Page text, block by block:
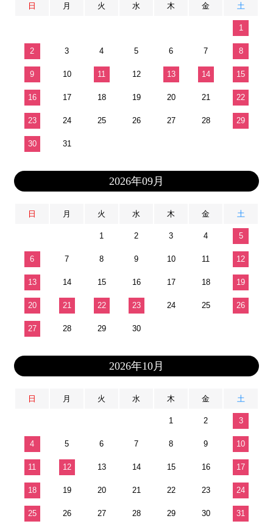
日 月 火 水 木 金 土
1
2 3 4 5 6 7 8
9 10 11 12 13 14 15
16 17 18 19 20 21 22
23 24 25 26 27 28 29
30 31
2026年09月
日 月 火 水 木 金 土
1 2 3 4 5
6 7 8 9 10 11 12
13 14 15 16 17 18 19
20 21 22 23 24 25 26
27 28 29 30
2026年10月
日 月 火 水 木 金 土
1 2 3
4 5 6 7 8 9 10
11 12 13 14 15 16 17
18 19 20 21 22 23 24
25 26 27 28 29 30 31